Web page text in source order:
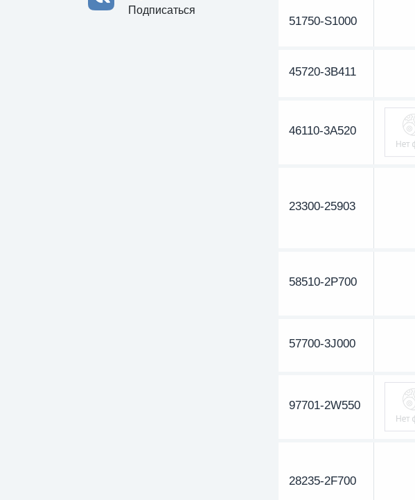
Подписаться
51750-S1000
45720-3B411
46110-3A520
23300-25903
58510-2P700
57700-3J000
97701-2W550
28235-2F700